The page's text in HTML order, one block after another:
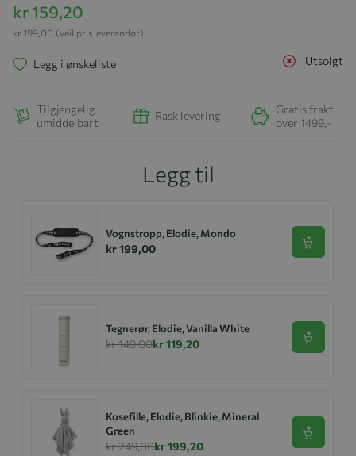
kr 159,20
(veil.pris leverandør)
kr 199,00
Utsolgt
Legg i ønskeliste
Tilgjengelig
umiddelbart
Rask levering
Gratis frakt
over 1499,-
Legg til
Vognstropp, Elodie, Mondo
kr 199,00 Se
Tegnerør, Elodie, Vanilla White
kr 149,00kr 119,20 Se
Kosefille, Elodie, Blinkie, Mineral
Green
kr 249,00kr 199,20
Se